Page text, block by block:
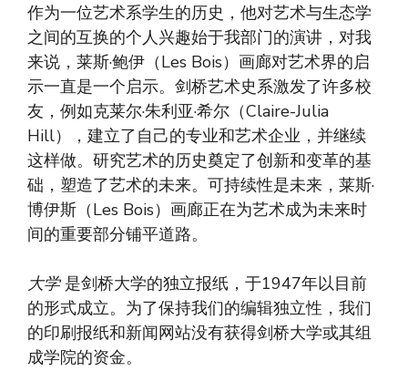
作为一位艺术系学生的历史，他对艺术与生态学
之间的互换的个人兴趣始于我部门的演讲，对我
来说，莱斯·鲍伊（Les Bois）画廊对艺术界的启
示一直是一个启示。剑桥艺术史系激发了许多校
友，例如克莱尔·朱利亚·希尔（Claire-Julia
Hill），建立了自己的专业和艺术企业，并继续
这样做。研究艺术的历史奠定了创新和变革的基
础，塑造了艺术的未来。可持续性是未来，莱斯·
博伊斯（Les Bois）画廊正在为艺术成为未来时
间的重要部分铺平道路。
大学是剑桥大学的独立报纸，于1947年以目前
的形式成立。为了保持我们的编辑独立性，我们
的印刷报纸和新闻网站没有获得剑桥大学或其组
成学院的资金。